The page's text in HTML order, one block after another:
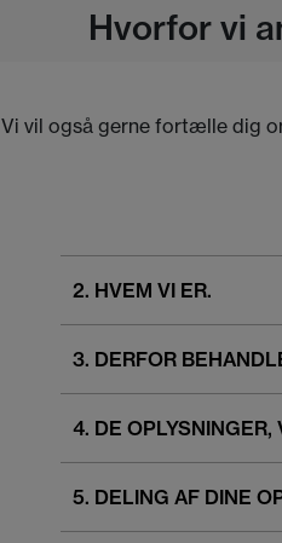
Hvorfor vi
Vi vil også gerne fortælle dig
2. HVEM VI ER.
3. DERFOR
4. DE OPLYSNINGER,
5. DELING AF DINE